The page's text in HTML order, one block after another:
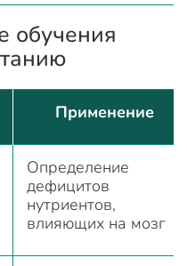
обучения
Применение
Определение
дефицитов
нутриентов,
влияющих на мозг